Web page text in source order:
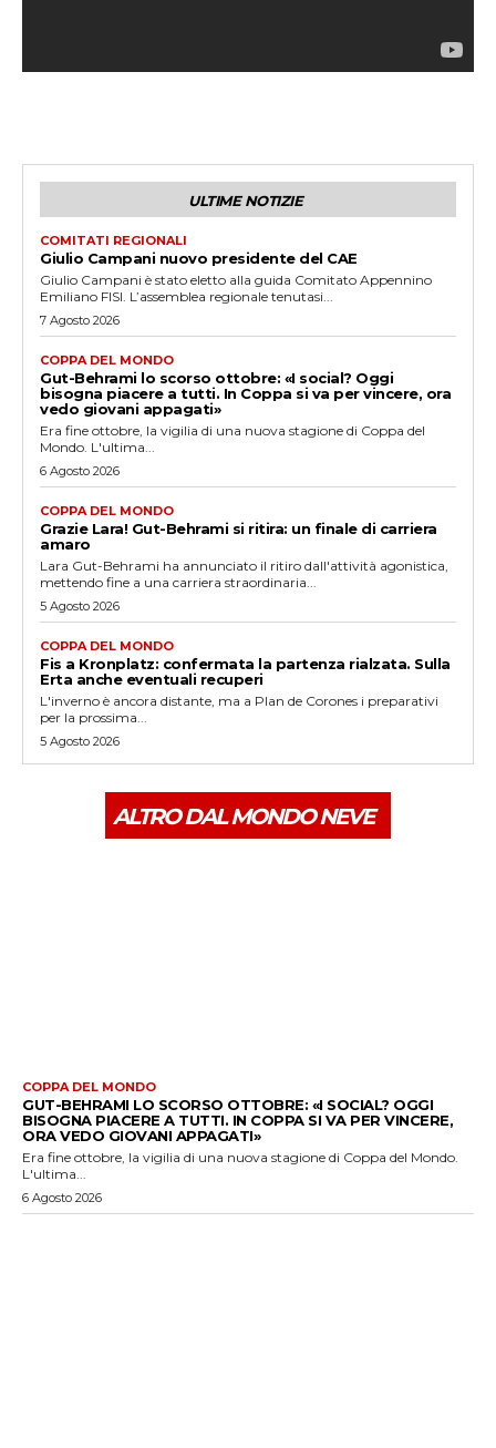
ULTIME NOTIZIE
COMITATI REGIONALI
Giulio Campani nuovo presidente del CAE
Giulio Campani è stato eletto alla guida Comitato Appennino
Emiliano FISI. L’assemblea regionale tenutasi...
7 Agosto 2026
COPPA DEL MONDO
Gut-Behrami lo scorso ottobre: «I social? Oggi
bisogna piacere a tutti. In Coppa si va per vincere, ora
vedo giovani appagati»
Era fine ottobre, la vigilia di una nuova stagione di Coppa del
Mondo. L'ultima...
6 Agosto 2026
COPPA DEL MONDO
Grazie Lara! Gut-Behrami si ritira: un finale di carriera
amaro
Lara Gut-Behrami ha annunciato il ritiro dall'attività agonistica,
mettendo fine a una carriera straordinaria...
5 Agosto 2026
COPPA DEL MONDO
Fis a Kronplatz: confermata la partenza rialzata. Sulla
Erta anche eventuali recuperi
L'inverno è ancora distante, ma a Plan de Corones i preparativi
per la prossima...
5 Agosto 2026
ALTRO DAL MONDO NEVE
COPPA DEL MONDO
GUT-BEHRAMI LO SCORSO OTTOBRE: «I SOCIAL? OGGI
BISOGNA PIACERE A TUTTI. IN COPPA SI VA PER VINCERE,
ORA VEDO GIOVANI APPAGATI»
Era fine ottobre, la vigilia di una nuova stagione di Coppa del Mondo.
L'ultima...
6 Agosto 2026